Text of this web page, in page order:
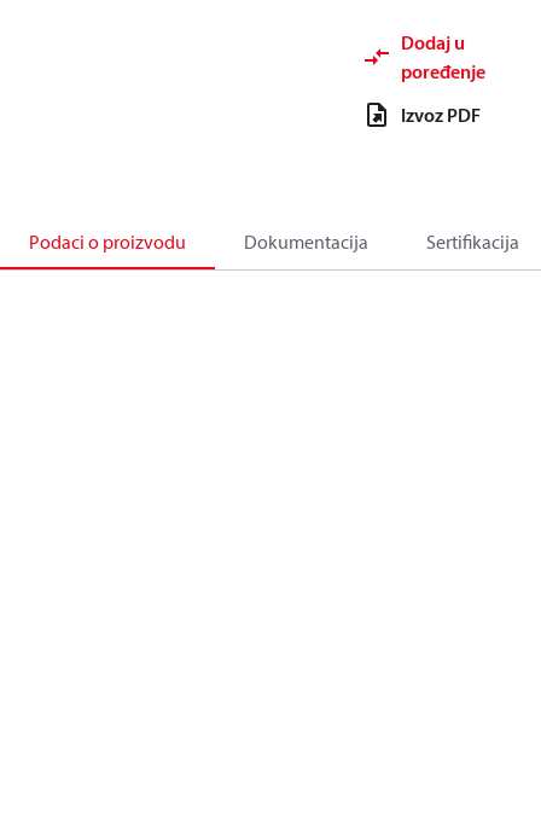
Dodaj u
poređenje
Izvoz PDF
Podaci o proizvodu Dokumentacija Sertifikacija